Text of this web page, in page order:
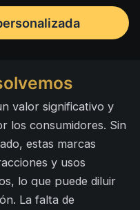
valor significativo y
los consumidores. Sin
estas marcas
y usos
lo que puede diluir
La falta de